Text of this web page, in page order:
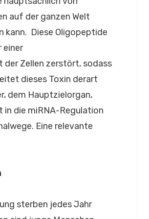
auf der ganzen Welt
kann. Diese Oligopeptide
einer
Zellen zerstört, sodass
dieses Toxin derart
dem Hauptzielorgan,
die miRNA-Regulation
Eine relevante
sterben jedes Jahr